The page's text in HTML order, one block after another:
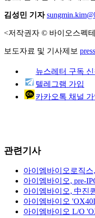
김성민 기자
<저작권자 © 바이오스펙
보도자료 및 기사제보
뉴스레터 구독 신
텔레그램 가입
카카오톡 채널 가
관련기사
아이엠바이오로직
아이엠바이오, pre-
아이엠바이오, 中진
아이엠바이오
아이엠바이오 L/O